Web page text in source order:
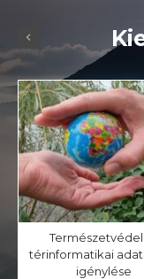
térinformatikai
igénylése